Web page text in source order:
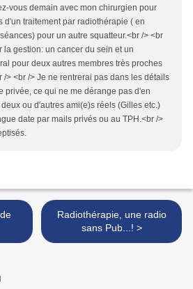
vous demain avec mon chirurgien pour
d'un traitement par radiothérapie ( en
pour un autre squatteur.<br /> <br
la gestion: un cancer du sein et un
pour deux autres membres très proches
/> <br /> Je ne rentrerai pas dans les détails
privée, ce qui ne me dérange pas d'en
ou d'autres ami(e)s réels (Gilles etc.)
date par mails privés ou au TPH.<br />
Radiothérapie, une radio
sans Pub...! >